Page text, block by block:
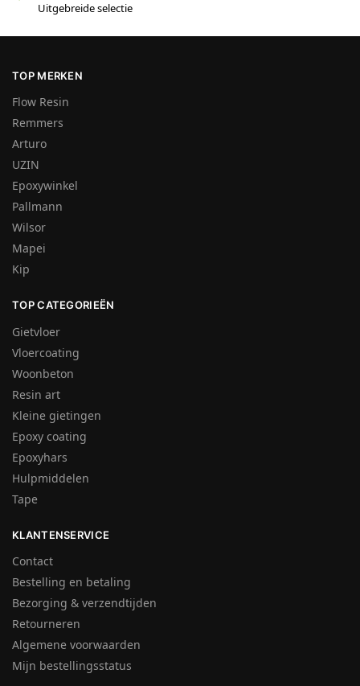
Uitgebreide selectie
TOP MERKEN
Flow Resin
Remmers
Arturo
UZIN
Epoxywinkel
Pallmann
Wilsor
Mapei
Kip
TOP CATEGORIEËN
Gietvloer
Vloercoating
Woonbeton
Resin art
Kleine gietingen
Epoxy coating
Epoxyhars
Hulpmiddelen
Tape
KLANTENSERVICE
Contact
Bestelling en betaling
Bezorging & verzendtijden
Retourneren
Algemene voorwaarden
Mijn bestellingsstatus